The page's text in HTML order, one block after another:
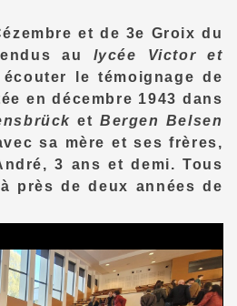
et de 3e Groix du
au
lycée Victor et
le témoignage de
en décembre 1943 dans
et Bergen Belsen
sa mère et ses frères,
3 ans et demi. Tous
près de deux années de